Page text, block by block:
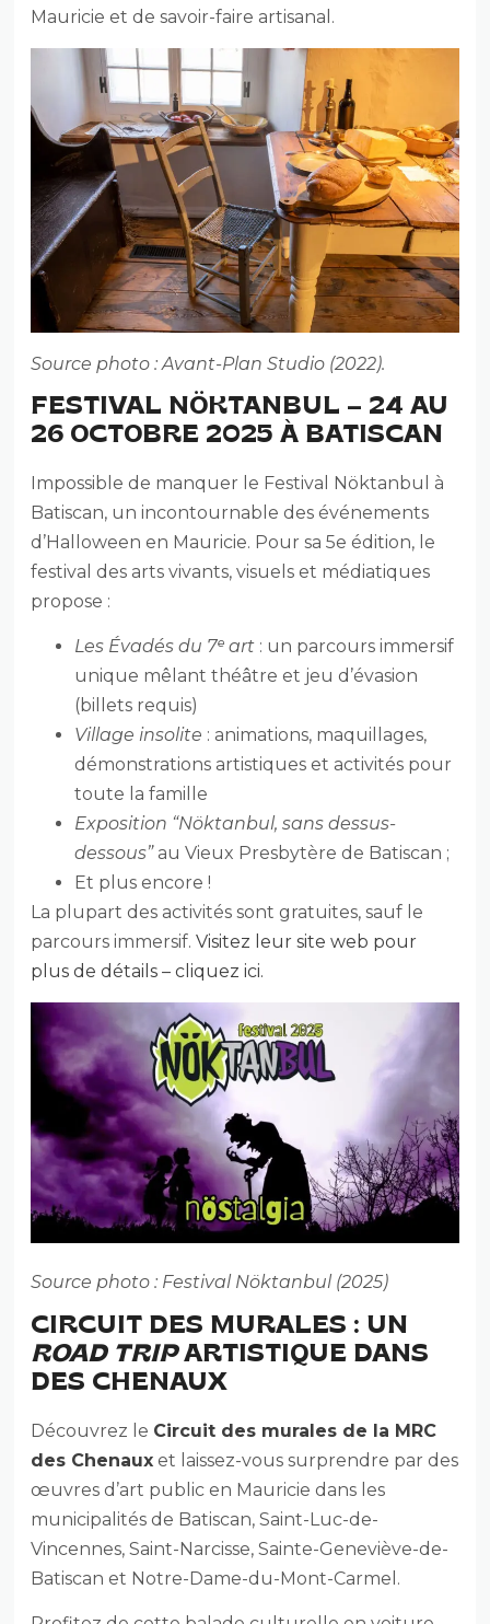
Mauricie et de savoir-faire artisanal.
Source photo : Avant-Plan Studio (2022).
FESTIVAL NÖKTANBUL – 24 AU
26 OCTOBRE 2025 À BATISCAN
Impossible de manquer le Festival Nöktanbul à
Batiscan, un incontournable des événements
d’Halloween en Mauricie. Pour sa 5e édition, le
festival des arts vivants, visuels et médiatiques
propose :
Les Évadés du 7ᵉ art : un parcours immersif
unique mêlant théâtre et jeu d’évasion
(billets requis)
Village insolite : animations, maquillages,
démonstrations artistiques et activités pour
toute la famille
Exposition “Nöktanbul, sans dessus-
dessous”au Vieux Presbytère de Batiscan ;
Et plus encore !
La plupart des activités sont gratuites, sauf le
parcours immersif.Visitez leur site web pour
plus de détails – cliquez ici.
Source photo : Festival Nöktanbul (2025)
CIRCUIT DES MURALES : UN
ROAD TRIPARTISTIQUE DANS
DES CHENAUX
Découvrez le Circuit des murales de la MRC
des Chenaux et laissez-vous surprendre par des
œuvres d’art public en Mauricie dans les
municipalités de Batiscan, Saint-Luc-de-
Vincennes, Saint-Narcisse, Sainte-Geneviève-de-
Batiscan et Notre-Dame-du-Mont-Carmel.